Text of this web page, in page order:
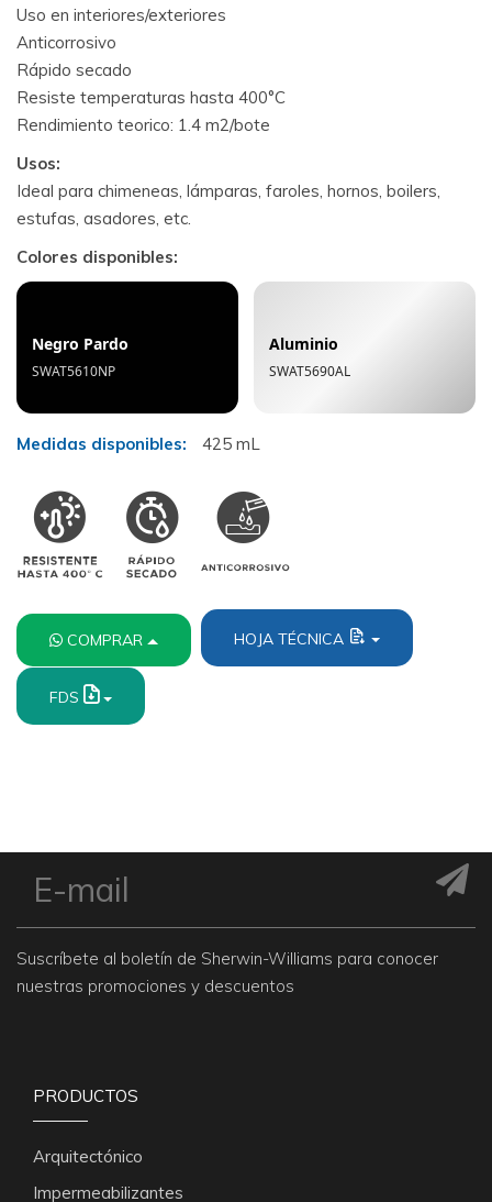
Uso en interiores/exteriores
Anticorrosivo
Rápido secado
Resiste temperaturas hasta 400°C
Rendimiento teorico: 1.4 m2/bote
Usos:
Ideal para chimeneas, lámparas, faroles, hornos, boilers,
estufas, asadores, etc.
Colores disponibles:
Negro Pardo
SWAT5610NP
Aluminio
SWAT5690AL
Medidas disponibles: 425 mL
COMPRAR HOJA TÉCNICA
FDS
Suscríbete al boletín de Sherwin-Williams para conocer
nuestras promociones y descuentos
PRODUCTOS
Arquitectónico
Impermeabilizantes